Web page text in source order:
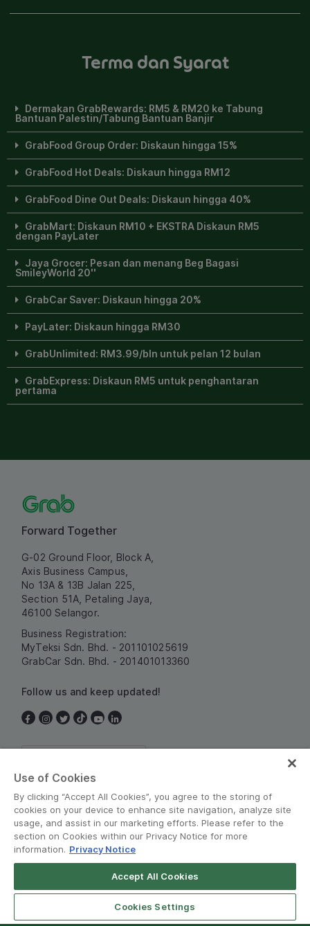
Terma dan Syarat
Dermakan GrabRewards: RM5 & RM20 ke Tabung
Bantuan Palestin/Tabung Bantuan Banjir
GrabFood Group Order: Diskaun hingga 15%
GrabFood Hot Deals: Diskaun hingga RM12
GrabFood Dine Out Deals: Diskaun hingga 40%
GrabMart: Diskaun RM10 + EKSTRA Diskaun RM5
dengan PayLater
Jaya Grocer: Pesan dan menang Beg Bagasi
SmileyWorld 20''
GrabCar Saver: Diskaun hingga 20%
PayLater: Diskaun hingga RM30
GrabUnlimited: RM3.99/bln untuk pelan 12 bulan
GrabExpress: Diskaun RM5 untuk penghantaran
pertama
Forward Together
G-02 Ground Floor, Block A,
Axis Business Campus,
No 13A & 13B Jalan 225,
Section 51A, Petaling Jaya,
46100 Selangor.
Business Registration:
MyTeksi Sdn. Bhd. - 201101025619
GrabCar Sdn. Bhd. - 201401013360
Follow us and keep updated!
© Grab 2010 - 2026
Use of Cookies
By clicking “Accept All Cookies”, you agree to the storing of
cookies on your device to enhance site navigation, analyze site
usage, and assist in our marketing efforts. Please refer to the
section on Cookies within our Privacy Notice for more
information. Privacy Notice
Accept All Cookies
Cookies Settings